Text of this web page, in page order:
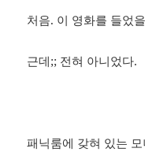
처음. 이 영화를 들었
근데;; 전혀 아니었다.
패닉룸에 갖혀 있는 모